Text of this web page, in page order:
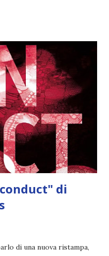
è indomito e non ha paura
ammaliata e al
Gli Jaeger sono
che è una ragazza
sempre a seguire le
nonostante tutto le
un rischio imprevedibile,
di
di una nuova ristampa,